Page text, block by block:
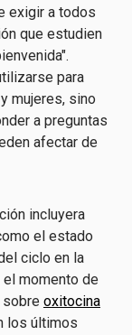
exigir a todos
que estudien
para
mujeres, sino
a preguntas
afectar de
incluyera
el estado
ciclo en la
momento de
sobre oxitocina
los últimos